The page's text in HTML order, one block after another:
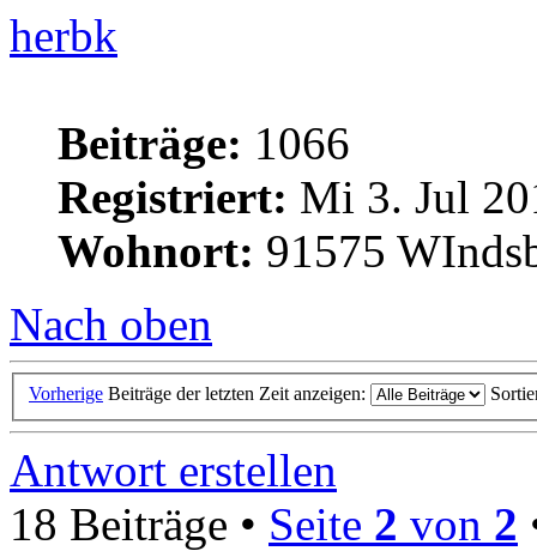
herbk
Beiträge: 1066
Registriert: Mi 3. Jul
Wohnort: 91575
Nach oben
Vorherige Beiträge der letzten Zeit anzeigen:
Antwort erstellen
18 Beiträge • Seite 2 von 2